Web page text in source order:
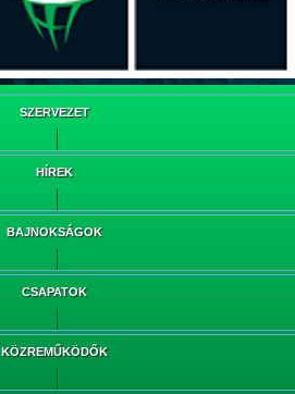
SZERVEZET
HÍREK
BAJNOKSÁGOK
CSAPATOK
KÖZREMŰKÖDŐK